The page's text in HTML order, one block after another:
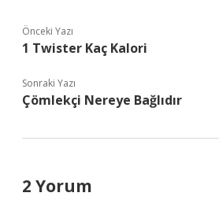
Önceki Yazı
1 Twister Kaç Kalori
Sonraki Yazı
Çömlekçi Nereye Bağlıdır
2 Yorum